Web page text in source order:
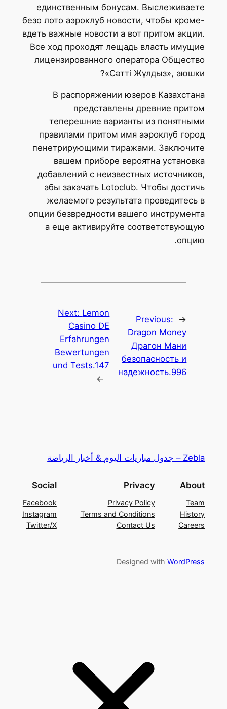
единственным бонусам. Выслеживаете
безо лото аэроклуб новости, чтобы кроме-
вдеть важные новости а вот притом акции.
Все ход проходят лещадь власть имущие
лицензированного оператора Общество
«Сәтті Жұлдыз», аюшки?
В распоряжении юзеров Казахстана
представлены древние притом
теперешние варианты из понятными
правилами притом имя аэроклуб город
пенетрирующими тиражами. Заключите
вашем приборе вероятна установка
добавлений с неизвестных источников,
абы закачать Lotoclub. Чтобы достичь
желаемого результата проведитесь в
опции безвредности вашего инструмента
а еще активируйте соответствующую
опцию.
←
Previous:
Dragon Money
Драгон Мани
безопасность и
надежность.996
Next: Lemon
Casino DE
Erfahrungen
Bewertungen
und Tests.147
→
Zebla – جدول مباريات اليوم & أخبار الرياضة
About
Team
History
Careers
Privacy
Privacy Policy
Terms and Conditions
Contact Us
Social
Facebook
Instagram
Twitter/X
Designed withWordPress